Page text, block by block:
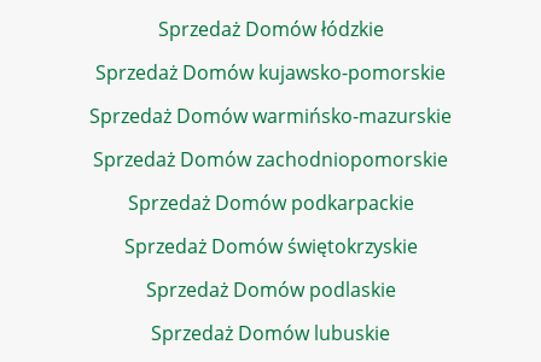
Sprzedaż Domów łódzkie
Sprzedaż Domów kujawsko-pomorskie
Sprzedaż Domów warmińsko-mazurskie
Sprzedaż Domów zachodniopomorskie
Sprzedaż Domów podkarpackie
Sprzedaż Domów świętokrzyskie
Sprzedaż Domów podlaskie
Sprzedaż Domów lubuskie